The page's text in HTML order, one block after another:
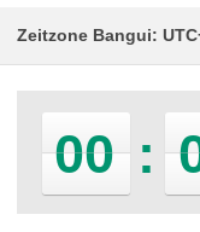
Zeitzone Bangui:
00 :